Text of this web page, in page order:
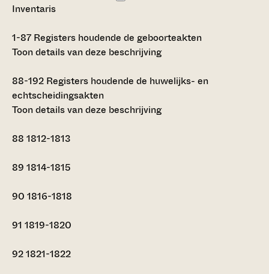
Inventaris
1-87 Registers houdende de geboorteakten
Toon details van deze beschrijving
88-192 Registers houdende de huwelijks- en
echtscheidingsakten
Toon details van deze beschrijving
88 1812-1813
89 1814-1815
90 1816-1818
91 1819-1820
921821-1822